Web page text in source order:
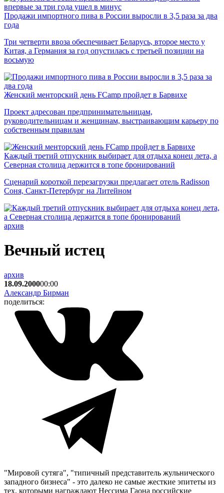
Продажи импортного пива в России выросли в 3,5 раза за два
года
Три четверти ввоза обеспечивает Беларусь, второе место у
Китая, а Германия за год опустилась с третьей позиции на
восьмую
Женский менторский день FCamp пройдет в Барвихе
Проект адресован предпринимательницам,
руководительницам и женщинам, выстраивающим карьеру по
собственным правилам
Каждый третий отпускник выбирает для отдыха конец лета, а
Северная столица держится в топе бронирований
Сценарий короткой перезагрузки предлагает отель Radisson
Соня, Санкт-Петербург на Литейном
архив
Вечный истец
архив
18.09.200000:00
Александр Бирман
поделиться:
"Мировой сутяга", "типичный представитель жульнического
западного бизнеса" - это далеко не самые жесткие эпитеты из
тех, которыми награждают Нессима Гаона российские